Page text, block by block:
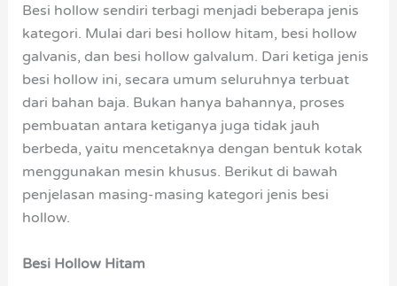
Besi hollow sendiri terbagi menjadi beberapa jenis
kategori. Mulai dari besi hollow hitam, besi hollow
galvanis, dan besi hollow galvalum. Dari ketiga jenis
besi hollow ini, secara umum seluruhnya terbuat
dari bahan baja. Bukan hanya bahannya, proses
pembuatan antara ketiganya juga tidak jauh
berbeda, yaitu mencetaknya dengan bentuk kotak
menggunakan mesin khusus. Berikut di bawah
penjelasan masing-masing kategori jenis besi
hollow.
Besi Hollow Hitam